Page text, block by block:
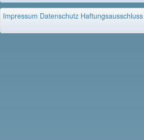
Impressum Datenschutz Haftungsausschluss